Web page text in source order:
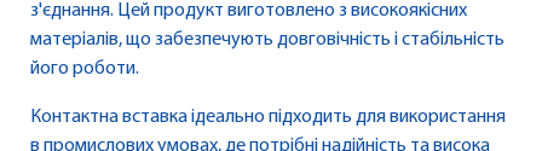
з'єднання. Цей продукт виготовлено з високоякісних
матеріалів, що забезпечують довговічність і стабільність
його роботи.
Контактна вставка ідеально підходить для використання
в промислових умовах, де потрібні надійність та висока